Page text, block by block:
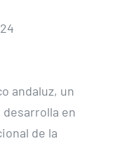
andaluz, un
desarrolla en
de la